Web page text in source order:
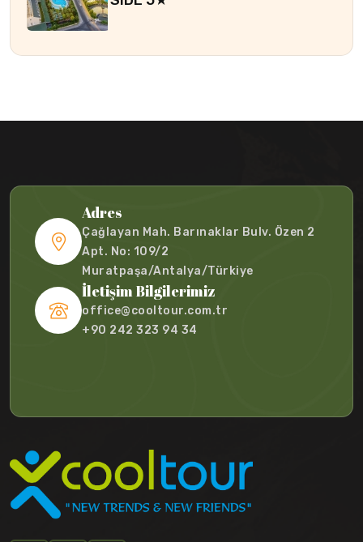
Adres
Çağlayan Mah. Barınaklar Bulv. Özen 2
Apt. No: 109/2
Muratpaşa/Antalya/Türkiye
İletişim Bilgilerimiz
office@cooltour.com.tr
+90 242 323 94 34